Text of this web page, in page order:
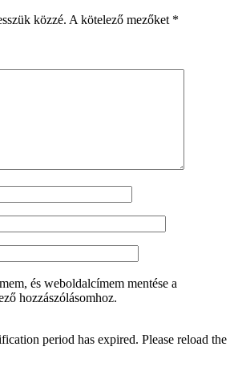
közzé. A kötelező mezőket *
és weboldalcímem mentése a
hozzászólásomhoz.
period has expired. Please reload the